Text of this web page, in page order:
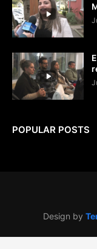
POPULAR POSTS
Design by